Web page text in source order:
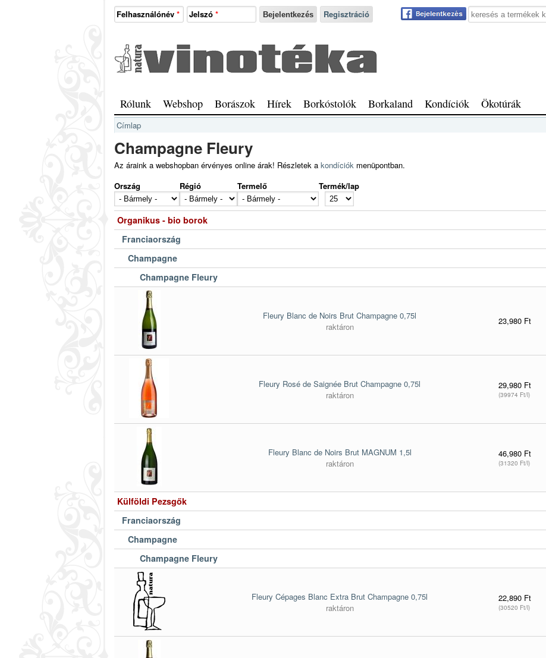
Felhasználónév * Jelszó * Regisztráció Keresés a webhelyen
Natura
Vinotéka
Főmenü
Rólunk Webshop Borászok Hírek Borkóstolók Borkaland Kondíciók Ökotúrák
Jelenlegi hely
Címlap
Champagne Fleury
Az áraink a webshopban érvényes online árak! Részletek a kondíciók menüpontban.
Ország
Régió Termelő Termék/lap
Organikus - bio borok
Franciaország
Champagne
Champagne Fleury
Fleury Blanc de Noirs Brut Champagne 0,75l
raktáron
23,980 Ft
Fleury Rosé de Saignée Brut Champagne 0,75l
raktáron
29,980 Ft
(39974 Ft/l)
Fleury Blanc de Noirs Brut MAGNUM 1,5l
raktáron
46,980 Ft
(31320 Ft/l)
Külföldi Pezsgők
Franciaország
Champagne
Champagne Fleury
Fleury Cépages Blanc Extra Brut Champagne 0,75l
raktáron
22,890 Ft
(30520 Ft/l)